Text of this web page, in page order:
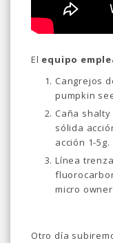
El equipo
Cangrejos
pumpkin
Caña
sólida
acción 1-5g.
Línea
micro owner
Otro día